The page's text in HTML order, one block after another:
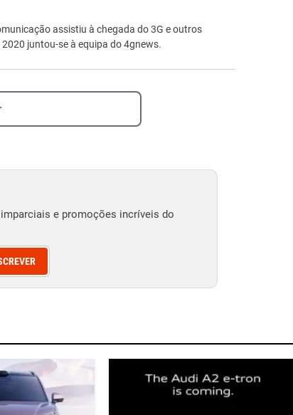
assistiu à chegada do 3G e outros
juntou-se à equipa do 4gnews.
e promoções incríveis do